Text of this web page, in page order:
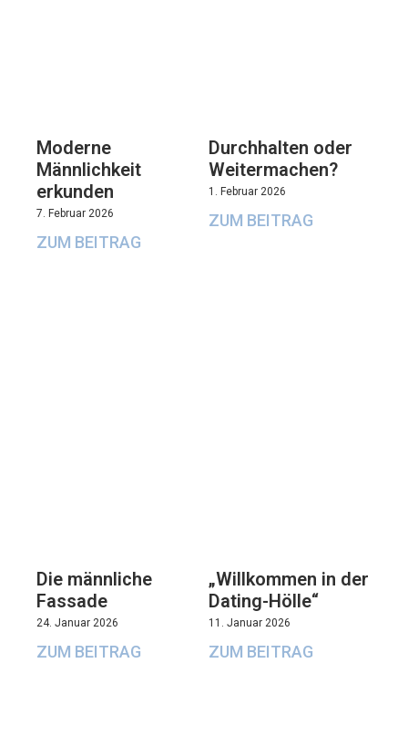
Moderne
Männlichkeit
erkunden
7. Februar 2026
ZUM BEITRAG
Durchhalten oder
Weitermachen?
1. Februar 2026
ZUM BEITRAG
Die männliche
Fassade
24. Januar 2026
ZUM BEITRAG
„Willkommen in der
Dating-Hölle“
11. Januar 2026
ZUM BEITRAG